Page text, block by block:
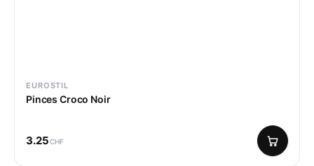
EUROSTIL
Pinces Croco Noir
3.25CHF